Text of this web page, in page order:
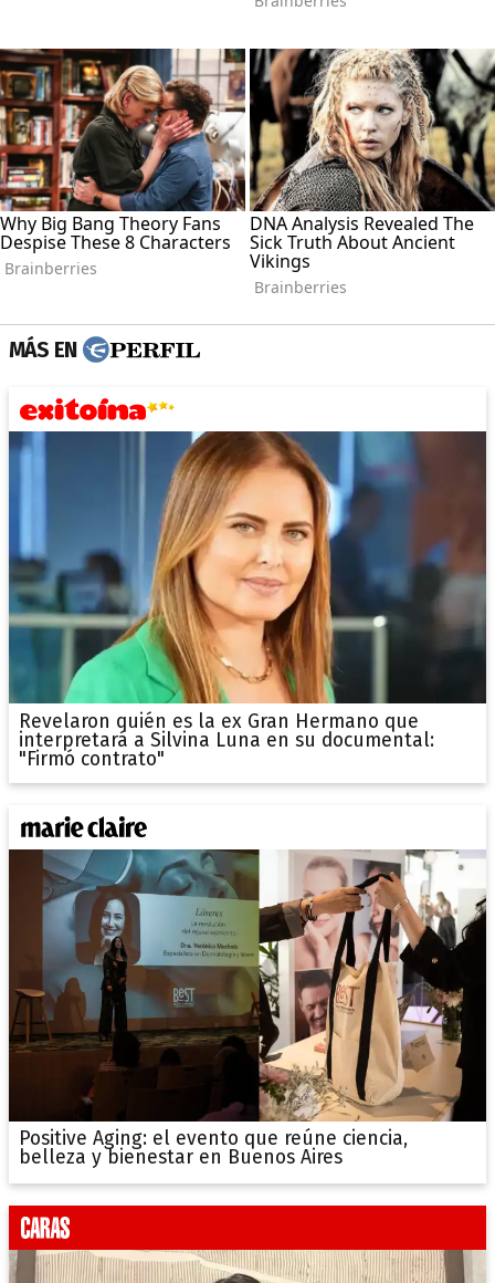
MÁS EN
Revelaron quién es la ex Gran Hermano que
interpretará a Silvina Luna en su documental:
"Firmó contrato"
Positive Aging: el evento que reúne ciencia,
belleza y bienestar en Buenos Aires